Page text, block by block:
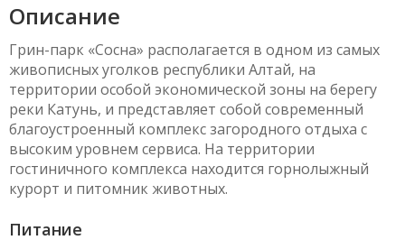
Описание
Грин-парк «Сосна» располагается в одном из самых
живописных уголков республики Алтай, на
территории особой экономической зоны на берегу
реки Катунь, и представляет собой современный
благоустроенный комплекс загородного отдыха с
высоким уровнем сервиса. На территории
гостиничного комплекса находится горнолыжный
курорт и питомник животных.
Питание